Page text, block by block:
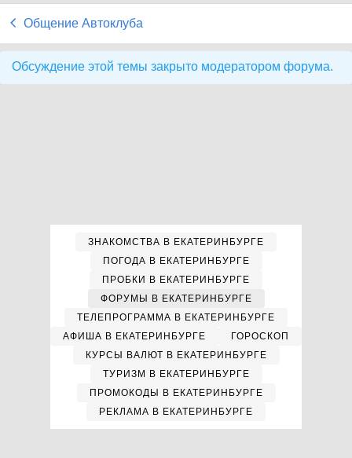
Общение Автоклуба
Обсуждение этой темы закрыто модератором форума.
ЗНАКОМСТВА В ЕКАТЕРИНБУРГЕ
ПОГОДА В ЕКАТЕРИНБУРГЕ
ПРОБКИ В ЕКАТЕРИНБУРГЕ
ФОРУМЫ В ЕКАТЕРИНБУРГЕ
ТЕЛЕПРОГРАММА В ЕКАТЕРИНБУРГЕ
АФИША В ЕКАТЕРИНБУРГЕ
ГОРОСКОП
КУРСЫ ВАЛЮТ В ЕКАТЕРИНБУРГЕ
ТУРИЗМ В ЕКАТЕРИНБУРГЕ
ПРОМОКОДЫ В ЕКАТЕРИНБУРГЕ
РЕКЛАМА В ЕКАТЕРИНБУРГЕ